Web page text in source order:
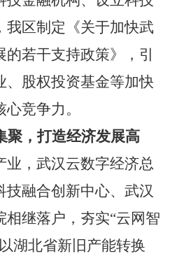
我区制定 《关于加快武
若干支持政策》
，引
、股权投资基金等加快
竞争力。
聚，打造经济发展高
， 武汉云数字经济总
技融合创新中心、武汉
相继落户 ， 夯实“云网智
湖北省新旧产能转换